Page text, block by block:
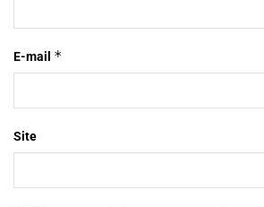
E-mail *
Site